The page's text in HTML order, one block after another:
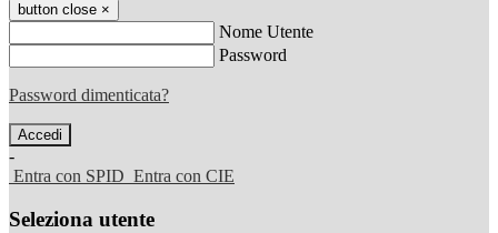
button close ×
Nome Utente
Password
Password dimenticata?
-
Entra con SPID Entra con CIE
Seleziona utente